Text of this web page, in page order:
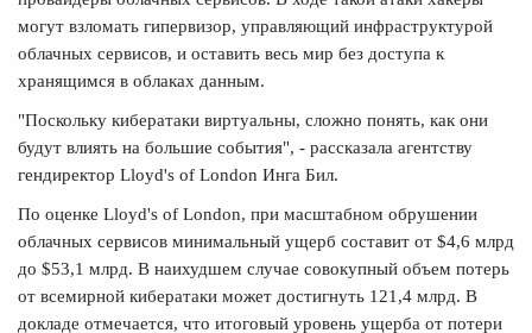
могут взломать гипервизор, управляющий инфраструктурой
облачных сервисов, и оставить весь мир без доступа к
хранящимся в облаках данным.
"Поскольку кибератаки виртуальны, сложно понять, как они
будут влиять на большие события", - рассказала агентству
гендиректор Lloyd's of London Инга Бил.
По оценке Lloyd's of London, при масштабном обрушении
облачных сервисов минимальный ущерб составит от $4,6 млрд
до $53,1 млрд. В наихудшем случае совокупный объем потерь
от всемирной кибератаки может достигнуть 121,4 млрд. В
докладе отмечается, что итоговый уровень ущерба от потери